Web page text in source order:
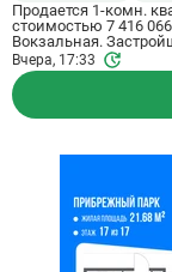
Продается 1-комн.
стоимостью 7 416
Вокзальная.
квартале 2028 года
станции метро
м. Этаж 2 из 17. ID
будете звонить.
Вчера, 17:33